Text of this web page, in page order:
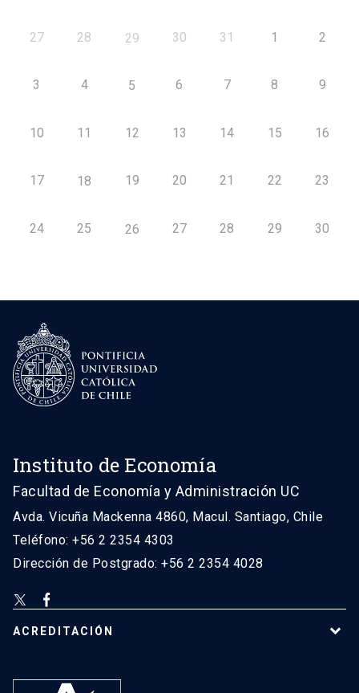
27 28 29 30 31 1 2
3 4 5 6 7 8 9
10 11 12 13 14 15 16
17 18 19 20 21 22 23
24 25 26 27 28 29 30
Instituto de Economía
Facultad de Economía y Administración UC
Avda. Vicuña Mackenna 4860, Macul. Santiago, Chile
Teléfono: +56 2 2354 4303
Dirección de Postgrado: +56 2 2354 4028
ACREDITACIÓN